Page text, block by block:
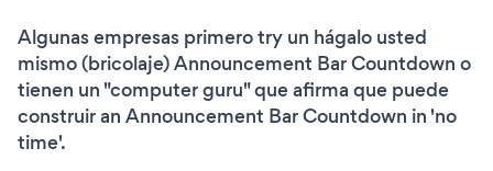
Algunas empresas primero try un hágalo usted
mismo (bricolaje) Announcement Bar Countdown o
tienen un "computer guru" que afirma que puede
construir an Announcement Bar Countdown in 'no
time'.